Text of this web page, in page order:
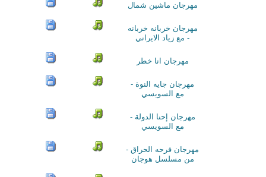
مهرجان ماشين شمال
مهرجان خربانه خربانه
- مع زياد الايراني
مهرجان انا خطر
مهرجان جايه النوة -
مع السويسي
مهرجان إحنا الدولة -
مع السويسي
مهرجان فرحه الحراق -
من مسلسل هوجان